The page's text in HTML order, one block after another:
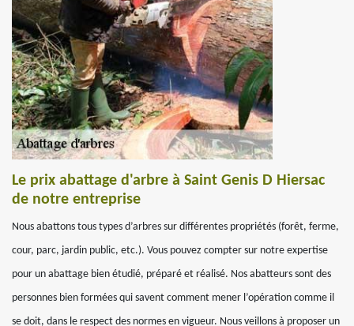
Le prix abattage d'arbre à Saint Genis D Hiersac
de notre entreprise
Nous abattons tous types d’arbres sur différentes propriétés (forêt, ferme,
cour, parc, jardin public, etc.). Vous pouvez compter sur notre expertise
pour un abattage bien étudié, préparé et réalisé. Nos abatteurs sont des
personnes bien formées qui savent comment mener l’opération comme il
se doit, dans le respect des normes en vigueur. Nous veillons à proposer un